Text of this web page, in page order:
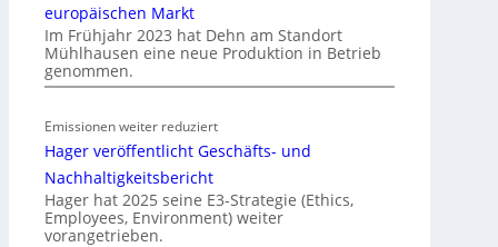
l
i
t
ä
i
n
d
e
r
europäischen Markt
Im Frühjahr 2023 hat Dehn am Standort
Mühlhausen eine neue Produktion in Betrieb
genommen.
Emissionen weiter reduziert
Hager veröffentlicht Geschäfts- und
Nachhaltigkeitsbericht
Hager hat 2025 seine E3-Strategie (Ethics,
Employees, Environment) weiter
vorangetrieben.